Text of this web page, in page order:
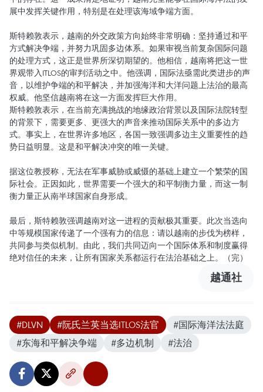
展中发挥关键作用，特别是在处理该海域争端方面。
斯特赖敦表示，越南的外交政策方向始终非常明确：坚持通过和平
方式解决争端，并努力巩固多边体系。如果审视当前复杂国际问题
的处理方式，这正是世界所深切期望的。他相信，越南将把这一世
界观带入ITLOS的审判活动之中。他强调，国际法亟需此类进步的声
音，以维护争端的和平解决，并加强海洋和大洋问题上法治的最高
权威。他坚信越南将在这一方面发挥巨大作用。
斯特赖敦表示，在当前充满挑战的地缘政治背景以及国际法院转型
的背景下，需要更多、更强大的声音来推动国际关系中的多边方
式。事实上，在世界许多地区，各国一致强调多边主义重要性的趋
势日益明显。这是和平解决冲突的唯一关键。
据这位教授称，无法在军事威胁或威慑的基础上建立一个繁荣的国
际社会。正因如此，世界需要一个强大的和平制衡力量，而这一制
衡力量正从南半球国家自身形成。
最后，斯特赖敦强调越南对这一进程的贡献极其重要。此次当选向
中等规模国家传递了一个强有力的信息：请以越南的步伐为榜样，
共同参与类似机制。由此，我们共同迈向一个国际体系和制度赢得
绝对信任的未来，让所有国家关系都运行在法治基础之上。（完）
越通社
#DLVN #阮氏兰英当选ITLOS法官
#国际海洋法法庭
#东海和平解决争端
#多边机制 #法治